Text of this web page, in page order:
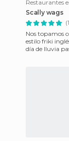
Restaurantes
Scally wags
Nos topamos
estilo friki
día de lluvia